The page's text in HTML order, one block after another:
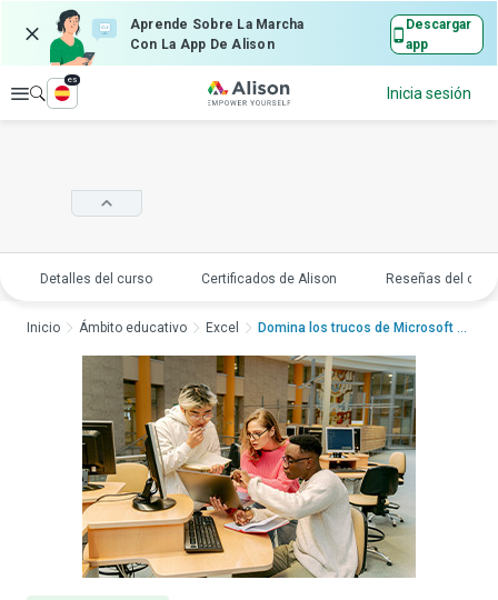
Aprende Sobre La Marcha
Con La App De Alison
Descargar
app
Explorar
es
Inicia sesión
Detalles del curso Certificados de Alison Reseñas del
Inicio Ámbito educativo Excel Domina los trucos de Microsoft Ex...